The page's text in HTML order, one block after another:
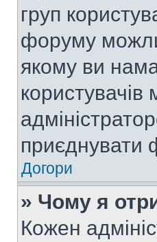
груп
форуму
якому ви
приєднувати
Догори
» Чому я
Кожен